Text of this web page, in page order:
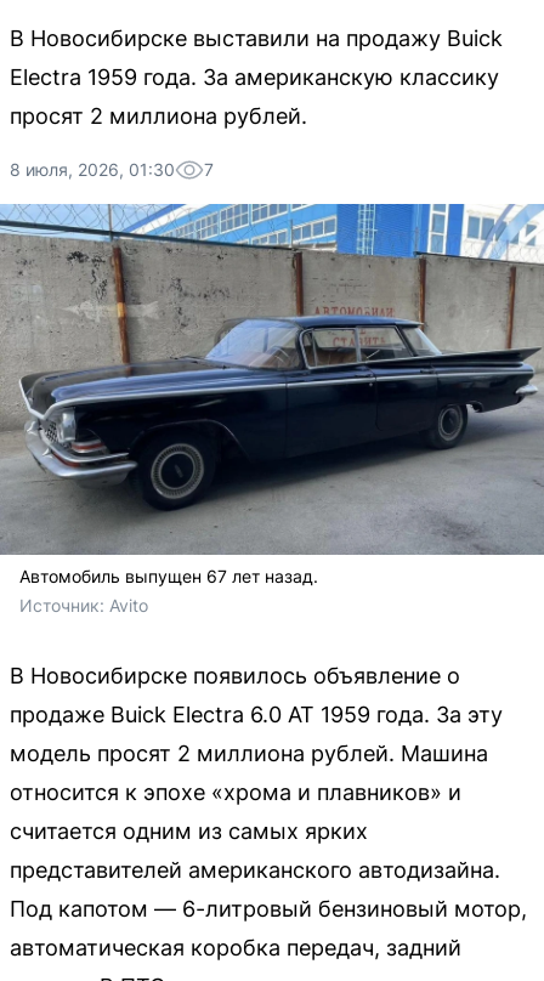
В Новосибирске выставили на продажу Buick
Electra 1959 года. За американскую классику
просят 2 миллиона рублей.
8 июля, 2026, 01:30 7
Автомобиль выпущен 67 лет назад.
Источник: Avito
В Новосибирске появилось объявление о
продаже Buick Electra 6.0 AT 1959 года. За эту
модель просят 2 миллиона рублей. Машина
относится к эпохе «хрома и плавников» и
считается одним из самых ярких
представителей американского автодизайна.
Под капотом — 6-литровый бензиновый мотор,
автоматическая коробка передач, задний